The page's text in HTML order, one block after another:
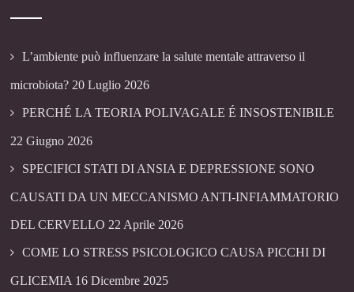
L’ambiente può influenzare la salute mentale attraverso il
microbiota? 20 Luglio 2026
PERCHÉ LA TEORIA POLIVAGALE É INSOSTENIBILE
22 Giugno 2026
SPECIFICI STATI DI ANSIA E DEPRESSIONE SONO
CAUSATI DA UN MECCANISMO ANTI-INFIAMMATORIO
DEL CERVELLO 22 Aprile 2026
COME LO STRESS PSICOLOGICO CAUSA PICCHI DI
GLICEMIA 16 Dicembre 2025